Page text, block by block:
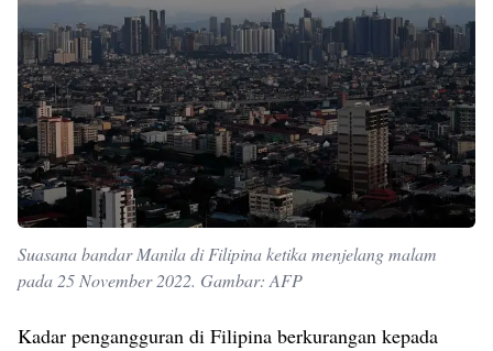
Suasana bandar Manila di Filipina ketika menjelang malam
pada 25 November 2022. Gambar: AFP
Kadar pengangguran di Filipina berkurangan kepada